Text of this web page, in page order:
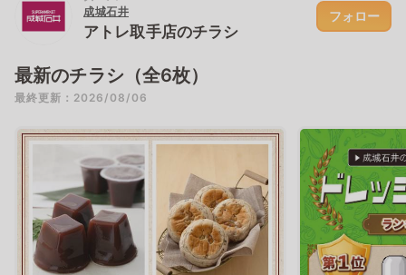
成城石井
アトレ取手店のチラシ
フォロー
最新のチラシ（全6枚）
最終更新：2026/08/06